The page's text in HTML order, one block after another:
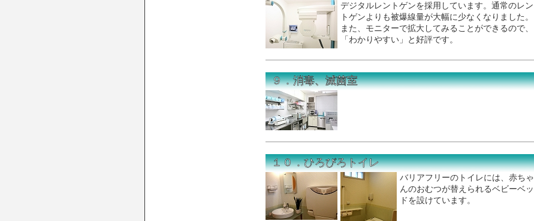
デジタルレントゲンを採用しています。通常のレン
トゲンよりも被爆線量が大幅に少なくなりました。
また、モニターで拡大してみることができるので、
「わかりやすい」と好評です。
９．消毒、滅菌室
１０．ひろびろトイレ
バリアフリーのトイレには、赤ちゃ
んのおむつが替えられるベビーベッ
ドを設けています。